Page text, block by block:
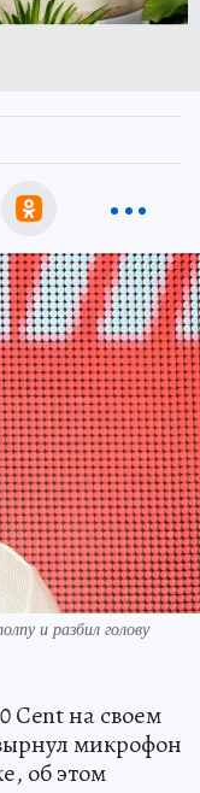
и разбил голову
Cent на своем
микрофон
об этом